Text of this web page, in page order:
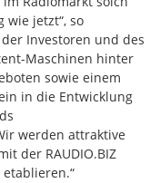
jetzt“, so
Investoren und des
Maschinen hinter
sowie einem
in die Entwicklung
werden attraktive
der RAUDIO.BIZ
etablieren.“